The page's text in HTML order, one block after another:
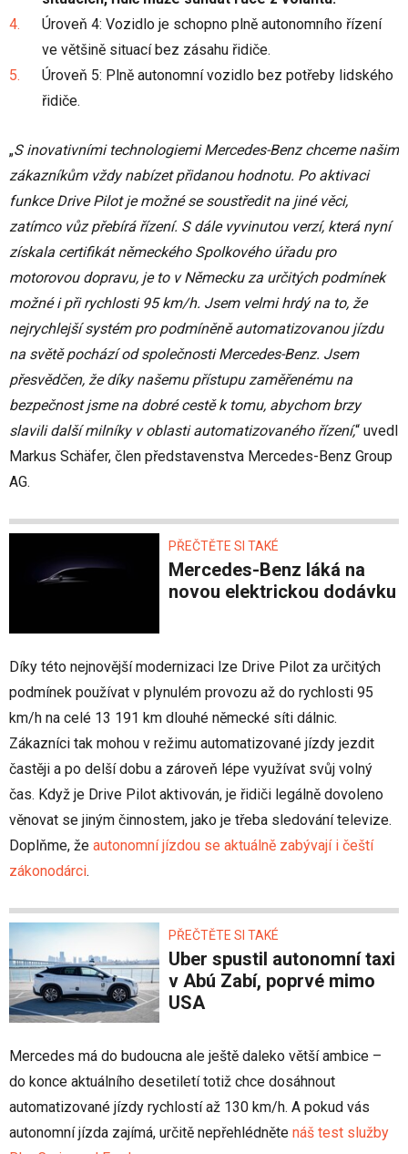
Úroveň 4: Vozidlo je schopno plně autonomního řízení
ve většině situací bez zásahu řidiče.
Úroveň 5: Plně autonomní vozidlo bez potřeby lidského
řidiče.
„S inovativními technologiemi Mercedes-Benz chceme našim
zákazníkům vždy nabízet přidanou hodnotu. Po aktivaci
funkce Drive Pilot je možné se soustředit na jiné věci,
zatímco vůz přebírá řízení. S dále vyvinutou verzí, která nyní
získala certifikát německého Spolkového úřadu pro
motorovou dopravu, je to v Německu za určitých podmínek
možné i při rychlosti 95 km/h. Jsem velmi hrdý na to, že
nejrychlejší systém pro podmíněně automatizovanou jízdu
na světě pochází od společnosti Mercedes-Benz. Jsem
přesvědčen, že díky našemu přístupu zaměřenému na
bezpečnost jsme na dobré cestě k tomu, abychom brzy
slavili další milníky v oblasti automatizovaného řízení,“ uvedl
Markus Schäfer, člen představenstva Mercedes-Benz Group
AG.
PŘEČTĚTE SI TAKÉ
Mercedes-Benz láká na
novou elektrickou dodávku
Díky této nejnovější modernizaci lze Drive Pilot za určitých
podmínek používat v plynulém provozu až do rychlosti 95
km/h na celé 13 191 km dlouhé německé síti dálnic.
Zákazníci tak mohou v režimu automatizované jízdy jezdit
častěji a po delší dobu a zároveň lépe využívat svůj volný
čas. Když je Drive Pilot aktivován, je řidiči legálně dovoleno
věnovat se jiným činnostem, jako je třeba sledování televize.
Doplňme, že autonomní jízdou se aktuálně zabývají i čeští
zákonodárci.
PŘEČTĚTE SI TAKÉ
Uber spustil autonomní taxi
v Abú Zabí, poprvé mimo
USA
Mercedes má do budoucna ale ještě daleko větší ambice –
do konce aktuálního desetiletí totiž chce dosáhnout
automatizované jízdy rychlostí až 130 km/h. A pokud vás
autonomní jízda zajímá, určitě nepřehlédněte náš test služby